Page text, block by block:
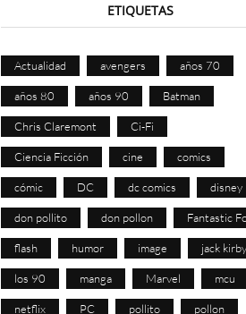
ETIQUETAS
Actualidad avengers años 70
años 80 años 90 Batman
Chris Claremont Ci-Fi
Ciencia Ficción cine comics
cómic DC dc comics disney
don pollito don pollon Fantastic
flash humor image jack kirby
los 90 manga Marvel mcu
netflix PC pollito pollon